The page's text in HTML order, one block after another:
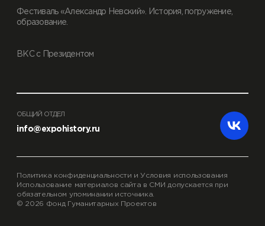
Фестиваль «Александр Невский». История, погружение,
образование.
ВКС с Президентом
ОБЩИЙ ОТДЕЛ
info@expohistory.ru
Политика конфиденциальности и Условия использования
Использование материалов сайта в СМИ допускается при
обязательном упоминании источника.
© 2026 Фонд Гуманитарных Проектов